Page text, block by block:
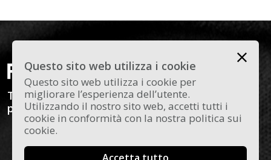
Todas las novedades y curiosidades sobre el
panorama actual del flamenco en Madrid.
Questo sito web utilizza i cookie
Questo sito web utilizza i cookie per
migliorare l’esperienza dell’utente.
Utilizzando il nostro sito web, accetti tutti i
cookie in conformità con la nostra politica sui
cookie.